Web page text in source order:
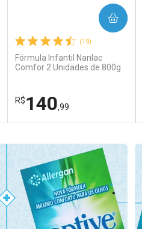
(19)
Fórmula Infantil Nanlac
Comfor 2 Unidades de 800g
R$140,99
COMPRAR
Laboratório
Por Menos